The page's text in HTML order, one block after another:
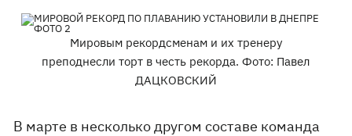
Мировым рекордсменам и их тренеру
преподнесли торт в честь рекорда. Фото: Павел
ДАЦКОВСКИЙ
В марте в несколько другом составе команда